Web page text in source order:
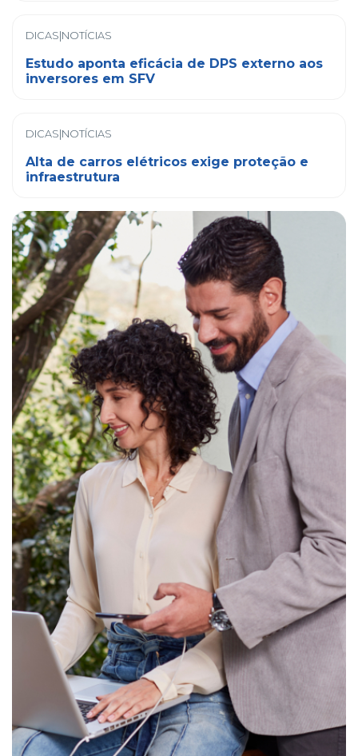
DICAS|NOTÍCIAS
Estudo aponta eficácia de DPS externo aos
inversores em SFV
DICAS|NOTÍCIAS
Alta de carros elétricos exige proteção e
infraestrutura